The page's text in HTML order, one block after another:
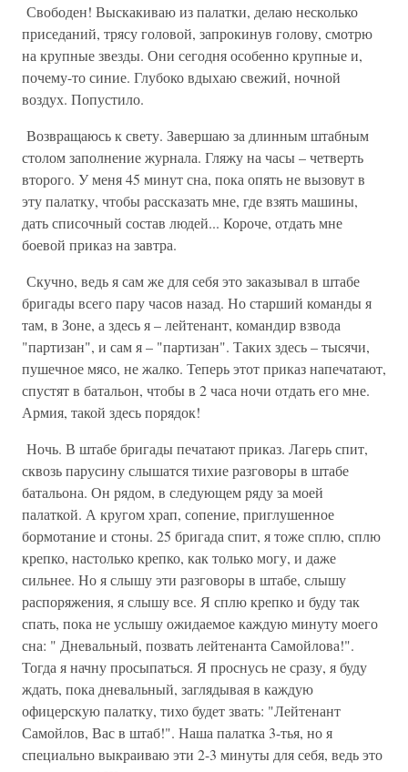
Свободен! Выскакиваю из палатки, делаю несколько
приседаний, трясу головой, запрокинув голову, смотрю
на крупные звезды. Они сегодня особенно крупные и,
почему-то синие. Глубоко вдыхаю свежий, ночной
воздух. Попустило.
Возвращаюсь к свету. Завершаю за длинным штабным
столом заполнение журнала. Гляжу на часы – четверть
второго. У меня 45 минут сна, пока опять не вызовут в
эту палатку, чтобы рассказать мне, где взять машины,
дать списочный состав людей... Короче, отдать мне
боевой приказ на завтра.
Скучно, ведь я сам же для себя это заказывал в штабе
бригады всего пару часов назад. Но старший команды я
там, в Зоне, а здесь я – лейтенант, командир взвода
"партизан", и сам я – "партизан". Таких здесь – тысячи,
пушечное мясо, не жалко. Теперь этот приказ напечатают,
спустят в батальон, чтобы в 2 часа ночи отдать его мне.
Армия, такой здесь порядок!
Ночь. В штабе бригады печатают приказ. Лагерь спит,
сквозь парусину слышатся тихие разговоры в штабе
батальона. Он рядом, в следующем ряду за моей
палаткой. А кругом храп, сопение, приглушенное
бормотание и стоны. 25 бригада спит, я тоже сплю, сплю
крепко, настолько крепко, как только могу, и даже
сильнее. Но я слышу эти разговоры в штабе, слышу
распоряжения, я слышу все. Я сплю крепко и буду так
спать, пока не услышу ожидаемое каждую минуту моего
сна: " Дневальный, позвать лейтенанта Самойлова!".
Тогда я начну просыпаться. Я проснусь не сразу, я буду
ждать, пока дневальный, заглядывая в каждую
офицерскую палатку, тихо будет звать: "Лейтенант
Самойлов, Вас в штаб!". Наша палатка 3-тья, но я
специально выкраиваю эти 2-3 минуты для себя, ведь это